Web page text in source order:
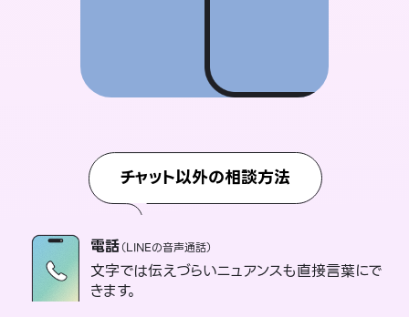
チャット以外の相談方法
電話（LINEの音声通話）
文字では伝えづらいニュアンスも直接言葉にで
きます。